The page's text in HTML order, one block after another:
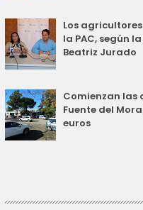
Los
la PAC, según
Beatriz Jurado
Comienzan las
Fuente del
euros